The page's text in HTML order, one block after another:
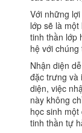
Với những
lớp sẽ là
tinh thần lớp
hệ với
Nhận diện
đặc trưng và
diện, việc
này không
học sinh
tinh thần tự